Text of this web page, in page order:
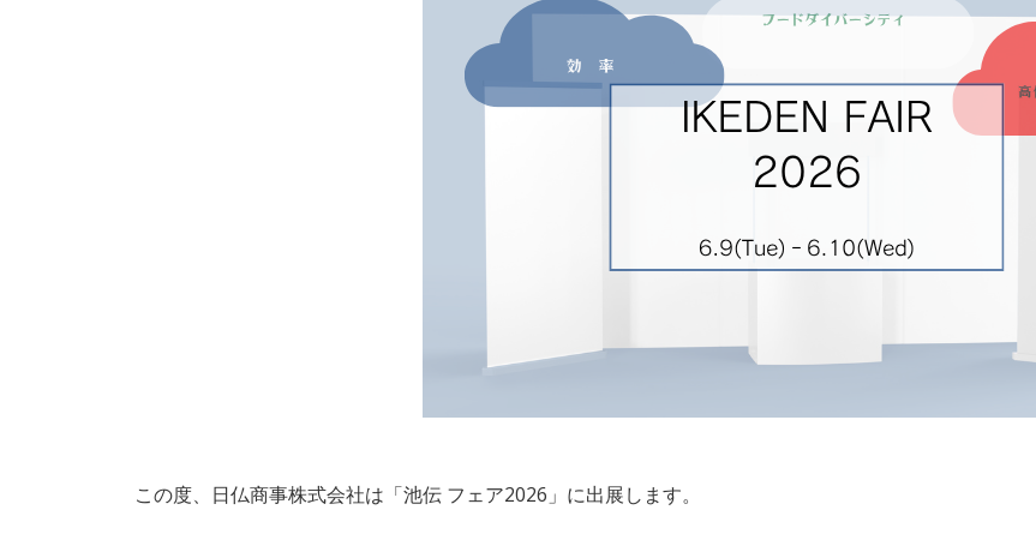
この度、日仏商事株式会社は「池伝 フェア2026」に出展します。